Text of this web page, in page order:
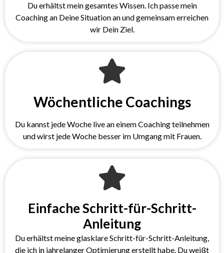
Du erhältst mein gesamtes Wissen. Ich passe mein
Coaching an Deine Situation an und gemeinsam erreichen
wir Dein Ziel.
Wöchentliche Coachings
Du kannst jede Woche live an einem Coaching teilnehmen
und wirst jede Woche besser im Umgang mit Frauen.
Einfache Schritt-für-Schritt-
Anleitung
Du erhältst meine glasklare Schritt-für-Schritt-Anleitung,
die ich in jahrelanger Optimierung erstellt habe. Du weißt